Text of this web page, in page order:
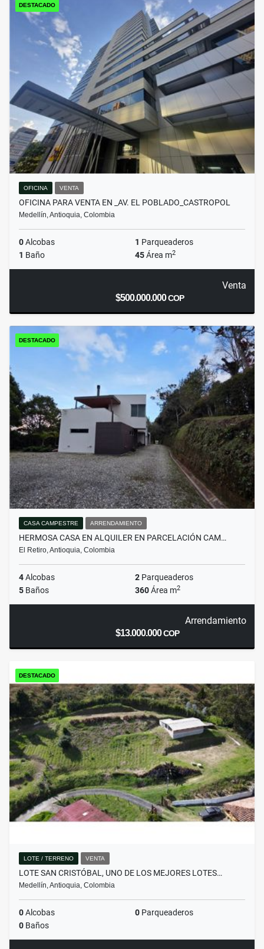
DESTACADO
OFICINA VENTA
OFICINA PARA VENTA EN _AV. EL POBLADO_CASTROPOL
Medellín, Antioquia, Colombia
0Alcobas 1 Parqueaderos
1 Baño 45Área m2
Venta
$500.000.000COP
DESTACADO
CASA CAMPESTRE ARRENDAMIENTO
HERMOSA CASA EN ALQUILER EN PARCELACIÓN CAM…
El Retiro, Antioquia, Colombia
4Alcobas 2 Parqueaderos
5 Baños 360Área m2
Arrendamiento
$13.000.000COP
DESTACADO
LOTE / TERRENO VENTA
LOTE SAN CRISTÓBAL, UNO DE LOS MEJORES LOTES…
Medellín, Antioquia, Colombia
0Alcobas 0 Parqueaderos
0 Baños